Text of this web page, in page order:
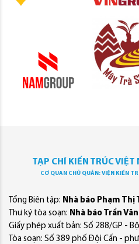
TẠP CHÍ KIẾN TRÚC
CƠ QUAN CHỦ QUẢN: VIỆN KIẾN
Tổng Biên tập: Nhà báo Phạm Thị
Thư ký tòa soạn: Nhà báo Trần
Giấy phép xuất bản: Số 288/GP -
Tòa soạn: Số 389 phố Đội Cấn -